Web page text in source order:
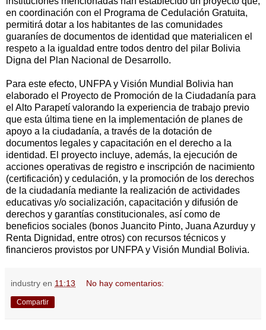
en coordinación con el Programa de Cedulación Gratuita,
permitirá dotar a los habitantes de las comunidades
guaraníes de documentos de identidad que materialicen el
respeto a la igualdad entre todos dentro del pilar Bolivia
Digna del Plan Nacional de Desarrollo.
Para este efecto, UNFPA y Visión Mundial Bolivia han
elaborado el Proyecto de Promoción de la Ciudadanía para
el Alto Parapetí valorando la experiencia de trabajo previo
que esta última tiene en la implementación de planes de
apoyo a la ciudadanía, a través de la dotación de
documentos legales y capacitación en el derecho a la
identidad. El proyecto incluye, además, la ejecución de
acciones operativas de registro e inscripción de nacimiento
(certificación) y cedulación, y la promoción de los derechos
de la ciudadanía mediante la realización de actividades
educativas y/o socialización, capacitación y difusión de
derechos y garantías constitucionales, así como de
beneficios sociales (bonos Juancito Pinto, Juana Azurduy y
Renta Dignidad, entre otros) con recursos técnicos y
financieros provistos por UNFPA y Visión Mundial Bolivia.
industry en 11:13 No hay comentarios:
Compartir